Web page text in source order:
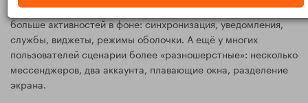
Android-смартфоны, включая Samsung Galaxy, чаще держат
больше активностей в фоне: синхронизация, уведомления,
службы, виджеты, режимы оболочки. А ещё у многих
пользователей сценарии более «разношерстные»: несколько
мессенджеров, два аккаунта, плавающие окна, разделение
экрана.